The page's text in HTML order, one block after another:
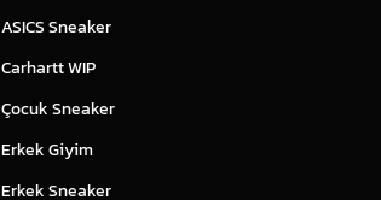
ASICS Sneaker
Carhartt WIP
Çocuk Sneaker
Erkek Giyim
Erkek Sneaker